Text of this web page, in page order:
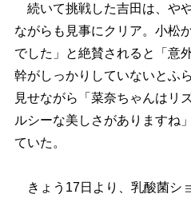
続いて挑戦した吉田は、や
ながらも見事にクリア。小松
でした」と絶賛されると「意
幹がしっかりしていないとふ
見せながら「菜奈ちゃんはリ
ルシーな美しさがありますね
ていた。
きょう17日より、乳酸菌シ